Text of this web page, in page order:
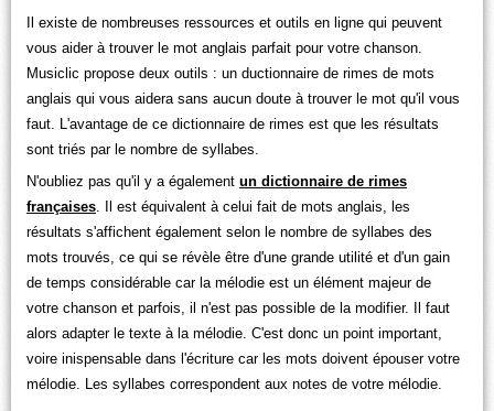
Il existe de nombreuses ressources et outils en ligne qui peuvent
vous aider à trouver le mot anglais parfait pour votre chanson.
Musiclic propose deux outils : un ductionnaire de rimes de mots
anglais qui vous aidera sans aucun doute à trouver le mot qu'il vous
faut. L'avantage de ce dictionnaire de rimes est que les résultats
sont triés par le nombre de syllabes.
N'oubliez pas qu'il y a égalementun dictionnaire de rimes
françaises. Il est équivalent à celui fait de mots anglais, les
résultats s'affichent également selon le nombre de syllabes des
mots trouvés, ce qui se révèle être d'une grande utilité et d'un gain
de temps considérable car la mélodie est un élément majeur de
votre chanson et parfois, il n'est pas possible de la modifier. Il faut
alors adapter le texte à la mélodie. C'est donc un point important,
voire inispensable dans l'écriture car les mots doivent épouser votre
mélodie. Les syllabes correspondent aux notes de votre mélodie.